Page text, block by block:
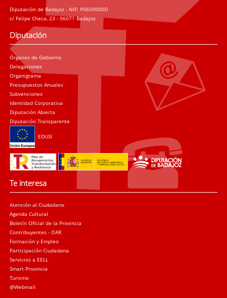
Diputación de Badajoz - NIF: P0600000D
c/ Felipe Checa, 23 - 06071 Badajoz
Diputación
Órganos de Gobierno
Delegaciones
Organigrama
Presupuestos Anuales
Subvenciones
Identidad Corporativa
Diputación Abierta
Diputación Transparente
EDUSI
Te interesa
Atención al Ciudadano
Agenda Cultural
Boletín Oficial de la Provincia
Contribuyentes - OAR
Formación y Empleo
Participación Ciudadana
Servicios a EELL
Smart Provincia
Turismo
@Webmail